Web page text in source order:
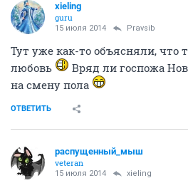
xieling
guru
15 июля 2014 Pravsib
Тут уже как-то объясняли, что
любовь
Вряд ли госпожа
на смену пола
ОТВЕТИТЬ
распущенный_мыш
veteran
15 июля 2014 xieling